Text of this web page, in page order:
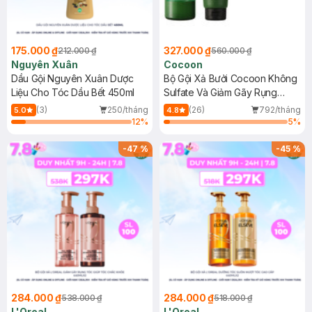
175.000 ₫212.000 ₫
Nguyên Xuân
Dầu Gội Nguyên Xuân Dược
Liệu Cho Tóc Dầu Bết 450ml
5.0 (3)
250/tháng
12%
327.000 ₫560.000 ₫
Cocoon
Bộ Gội Xả Bưởi Cocoon Không
Sulfate Và Giảm Gãy Rụng
500ml+310ml
4.8 (26)
792/tháng
5%
-47%
284.000 ₫538.000 ₫
-45%
284.000 ₫518.000 ₫